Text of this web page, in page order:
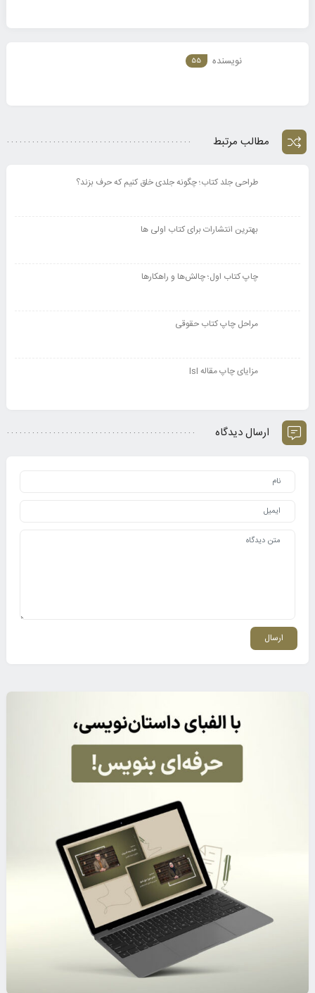
نویسنده 55
مطالب مرتبط
طراحی جلد کتاب؛ چگونه جلدی خلق کنیم که حرف بزند؟
بهترین انتشارات برای کتاب اولی ها
چاپ کتاب اول؛ چالش‌ها و راهکارها
مراحل چاپ کتاب حقوقی
مزایای چاپ مقاله lsl
ارسال دیدگاه